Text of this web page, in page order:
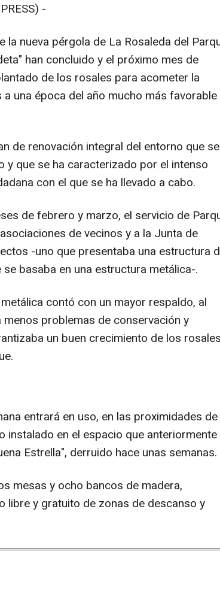
-
nueva pérgola de La Rosaleda del
han concluido y el próximo mes de
de los rosales para acometer la
una época del año mucho más favorable
de renovación integral del entorno que se
y que se ha caracterizado por el intenso
con el que se ha llevado a cabo.
de febrero y marzo, el servicio de
de vecinos y a la Junta de
-uno que presentaba una estructura
basaba en una estructura metálica-.
contó con un mayor respaldo, al
problemas de conservación y
un buen crecimiento de los
entrará en uso, en las proximidades
instalado en el espacio que anteriormente
Estrella", derruido hace unas semanas.
mesas y ocho bancos de madera,
libre y gratuito de zonas de descanso y